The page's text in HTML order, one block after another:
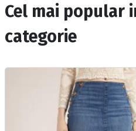
Cel mai popular
categorie